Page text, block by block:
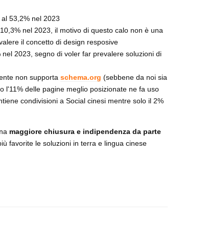
53,2% nel 2023
nel 2023, il motivo di questo calo non è una
il concetto di design resposive
2023, segno di voler far prevalere soluzioni di
non supporta schema.org (sebbene da noi sia
l'11% delle pagine meglio posizionate ne fa uso
condivisioni a Social cinesi mentre solo il 2%
maggiore chiusura e indipendenza da parte
favorite le soluzioni in terra e lingua cinese